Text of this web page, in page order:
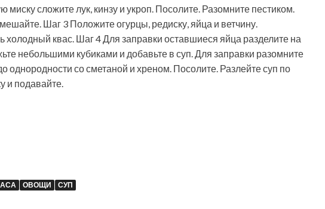
миску сложите лук, кинзу и укроп. Посолите. Разомните пестиком.
Шаг 3 Положите огурцы, редиску, яйца и ветчину.
квас. Шаг 4 Для заправки оставшиеся яйца разделите на
небольшими кубиками и добавьте в суп. Для заправки разомните
однородности со сметаной и хреном. Посолите. Разлейте суп по
и подавайте.
ОВОЩИ СУП